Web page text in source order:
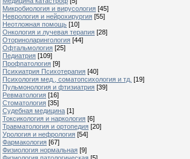
Микробиология и вирусология [45]
Неврология и нейрохирургия [55]
Неотложная помощь [10]
Онкология и лучевая терапия [28]
Оториноларингология [44]
Офтальмология [25]
Педиатрия [109]
Профпатология [9]
Психиатрия Психотерапия [40]
Психология мед., соматопсихология и тд. [19]
Пульмонология и фтизиатрия [39]
Ревматология [16]
Стоматология [35]
Судебная медицина [1]
Токсикология и наркология [6]
Травматология и ортопедия [20]
Урология и нефрология [54]
Фармакология [67]
Физиология нормальная [9]